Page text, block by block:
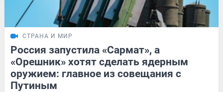
СТРАНА И МИР
Россия запустила «Сармат», а
«Орешник» хотят сделать ядерным
оружием: главное из совещания с
Путиным